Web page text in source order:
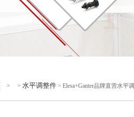
> > 水平调整件 > Elesa+Ganter品牌直营水平